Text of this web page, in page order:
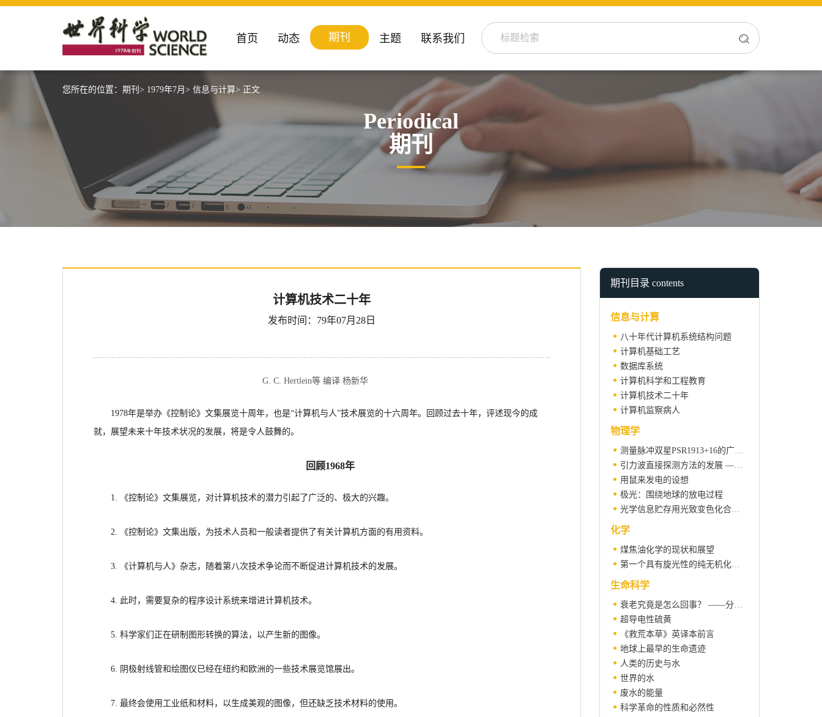
首页 动态 期刊 主题 联系我们
您所在的位置： 期刊> 1979年7月> 信息与计算> 正文
Periodical
期刊
计算机技术二十年
发布时间：79年07月28日
G. C. Hertlein等 编译 杨新华
1978年是举办《控制论》文集展览十周年，也是“计算机与人”技术展览的十六周年。回顾过去十年，评述现今的成
就，展望未来十年技术状况的发展，将是令人鼓舞的。
回顾1968年
1. 《控制论》文集展览，对计算机技术的潜力引起了广泛的、极大的兴趣。
2. 《控制论》文集出版，为技术人员和一般读者提供了有关计算机方面的有用资料。
3. 《计算机与人》杂志，随着第八次技术争论而不断促进计算机技术的发展。
4. 此时，需要复杂的程序设计系统来增进计算机技术。
5. 科学家们正在研制图形转换的算法，以产生新的图像。
6. 阴极射线管和绘图仪已经在纽约和 欧洲的一些技术展览馆展出。
7. 最终会使用工业纸和材料，以生成美观的图像，但还缺乏技术材料的使用。
期刊目录 contents
信息与计算
八十年代计算机系统结构问题
计算机基础工艺
数据库系统
计算机科学和工程教育
计算机技术二十年
计算机监察病人
物理学
测量脉冲双星PSR1913+16的广义相对论效应
引力波直接探测方法的发展 ——低温磁悬浮大铝棒、高品质因素晶体和激光干涉等探测方法的发展
用鼠来发电的设想
极光：围绕地球的放电过程
光学信息贮存用光致变色化合物的发展
化学
煤焦油化学的现状和展望
第一个具有旋光性的纯无机化合物
生命科学
衰老究竟是怎么回事？ ——分子水平研究的进展
超导电性硫黄
《救荒本草》英译本前言
地球上最早的生命遗迹
人类的历史与水
世界的水
废水的能量
科学革命的性质和必然性